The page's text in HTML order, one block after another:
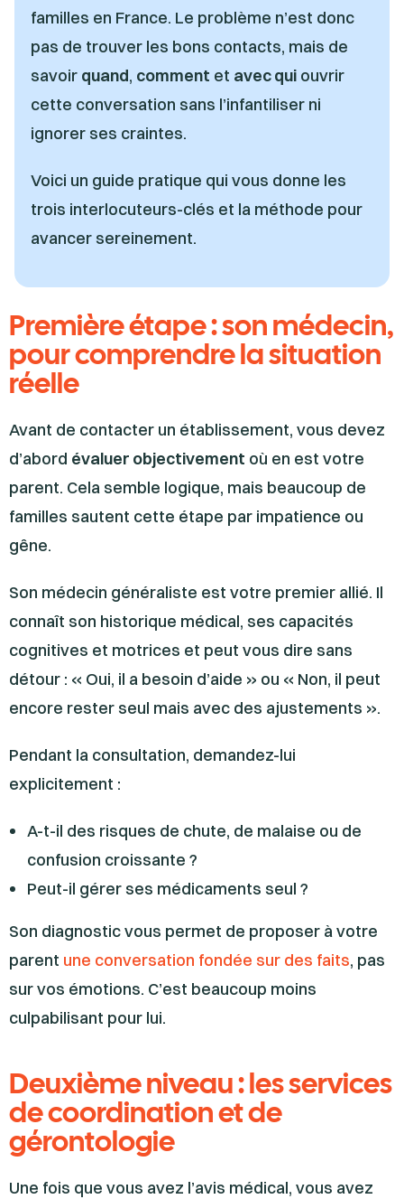
familles en France. Le problème n’est donc
pas de trouver les bons contacts, mais de
savoir quand, comment et avec qui ouvrir
cette conversation sans l’infantiliser ni
ignorer ses craintes.
Voici un guide pratique qui vous donne les
trois interlocuteurs-clés et la méthode pour
avancer sereinement.
Première étape : son médecin,
pour comprendre la situation
réelle
Avant de contacter un établissement, vous devez
d’abord évaluer objectivement où en est votre
parent. Cela semble logique, mais beaucoup de
familles sautent cette étape par impatience ou
gêne.
Son médecin généraliste est votre premier allié. Il
connaît son historique médical, ses capacités
cognitives et motrices et peut vous dire sans
détour : « Oui, il a besoin d’aide » ou « Non, il peut
encore rester seul mais avec des ajustements ».
Pendant la consultation, demandez-lui
explicitement :
A-t-il des risques de chute, de malaise ou de
confusion croissante ?
Peut-il gérer ses médicaments seul ?
Son diagnostic vous permet de proposer à votre
parent une conversation fondée sur des faits, pas
sur vos émotions. C’est beaucoup moins
culpabilisant pour lui.
Deuxième niveau : les services
de coordination et de
gérontologie
Une fois que vous avez l’avis médical, vous avez